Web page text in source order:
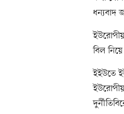
ধন্যবাদ
বিল
ইইউতে